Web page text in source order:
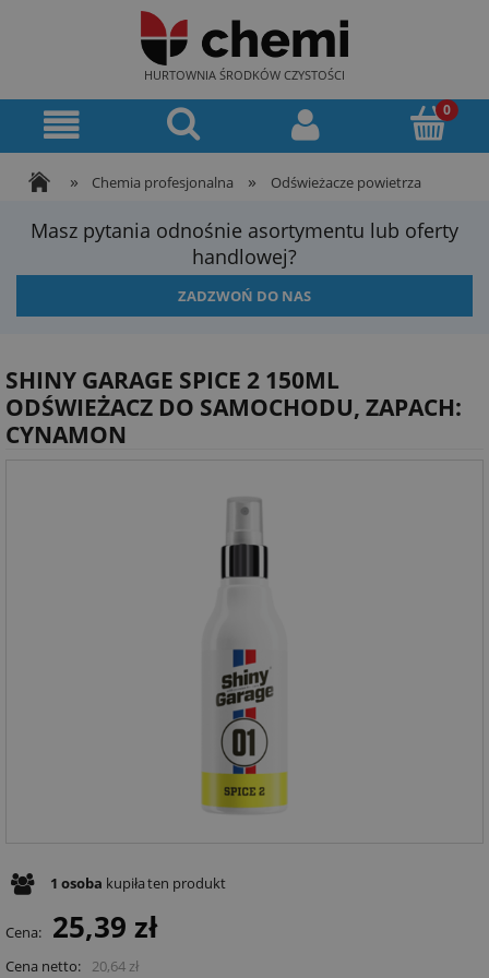
HURTOWNIA ŚRODKÓW CZYSTOŚCI
» Chemia profesjonalna » Odświeżacze powietrza
Masz pytania odnośnie asortymentu lub oferty
handlowej?
ZADZWOŃ DO NAS
SHINY GARAGE SPICE 2 150ML
ODŚWIEŻACZ DO SAMOCHODU, ZAPACH:
CYNAMON
1 osoba kupiłaten produkt
Cena: 25,39 zł
Cena netto: 20,64 zł